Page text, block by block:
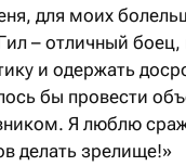
для моих
– отличный боец,
и одержать
бы провести
Я люблю
делать зрелище!»